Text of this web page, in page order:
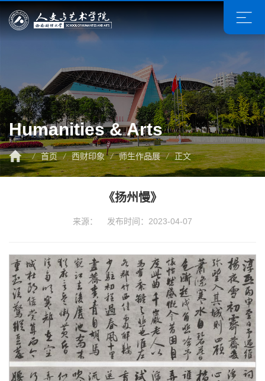
Humanities & Arts
/ 首页 / 西财印象 / 师生作品展 / 正文
《扬州慢》
来源： 发布时间：2023-04-07